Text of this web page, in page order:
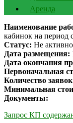
Аренда
Наименование
кабинок на период
Статус: Не активно
Дата размещения:
Дата окончания
Первоначальная
Количество
Минимальная
Документы:
Запрос КП